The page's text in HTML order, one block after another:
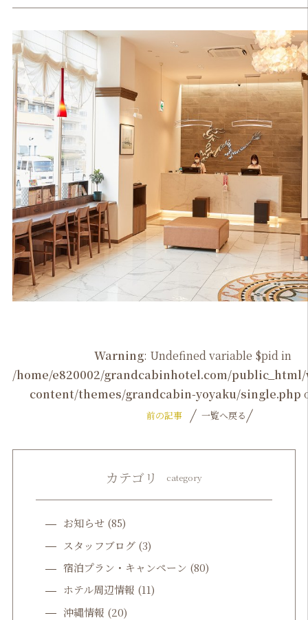
Warning: Undefined variable $pid in
/home/e820002/grandcabinhotel.com/
content/themes/grandcabin-yoyaku/single.php
前の記事 一覧へ戻る
カテゴリ category
お知らせ(85)
スタッフブログ(3)
宿泊プラン・キャンペーン (80)
ホテル周辺情報 (11)
沖縄情報 (20)